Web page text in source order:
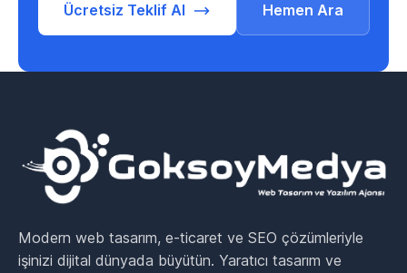
Ücretsiz Teklif Al Hemen Ara
Modern web tasarım, e-ticaret ve SEO çözümleriyle
işinizi dijital dünyada büyütün. Yaratıcı tasarım ve